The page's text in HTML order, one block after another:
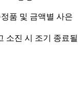
품 및 금액별 사은
소진 시 조기 종료될